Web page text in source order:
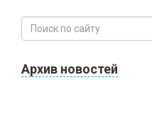
Архив новостей